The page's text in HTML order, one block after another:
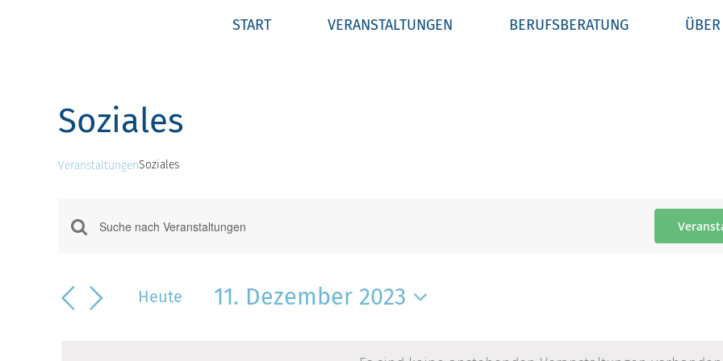
START VERANSTALTUNGEN BERUFSBERATUNG
Soziales
VeranstaltungenSoziales
Veranstaltungen
für
Dezember
2023
Veranstaltungen
und
Ansichten,
Bitte
Suche
nach
Heute
11. Dezember 2023